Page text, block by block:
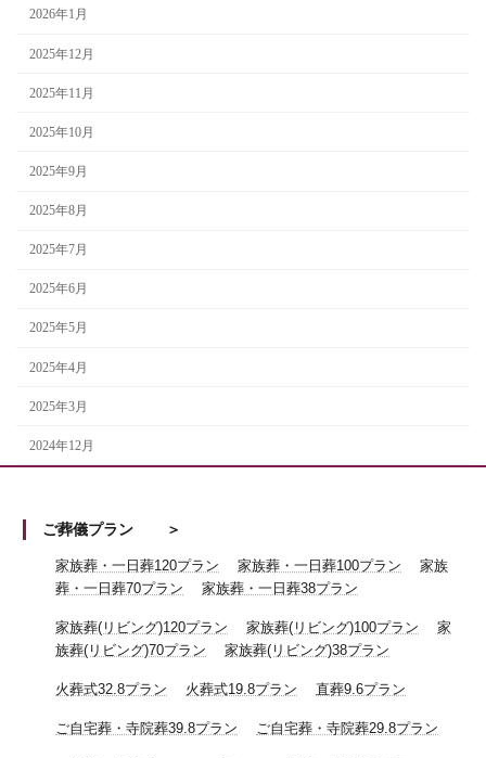
2026年1月
2025年12月
2025年11月
2025年10月
2025年9月
2025年8月
2025年7月
2025年6月
2025年5月
2025年4月
2025年3月
2024年12月
ご葬儀プラン
家族葬・一日葬120プラン 家族葬・一日葬100プラン
家族
葬・一日葬70プラン
家族葬・一日葬38プラン
家族葬(リビング)120プラン 家族葬(リビング)100プラン
家
族葬(リビング)70プラン
家族葬(リビング)38プラン
火葬式32.8プラン 火葬式19.8プラン 直葬9.6プラン
ご自宅葬・寺院葬39.8プラン ご自宅葬・寺院葬29.8プラン